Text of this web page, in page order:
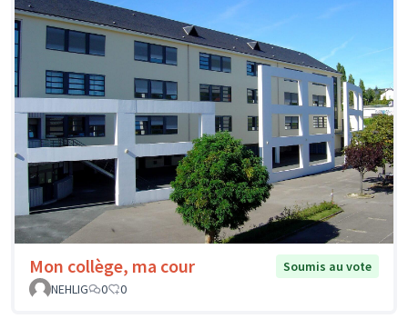
Mon collège, ma cour
Soumis au vote
NEHLIG
0 0